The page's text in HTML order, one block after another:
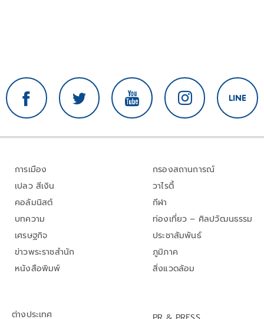
การเมือง
เปลว สีเงิน
คอลัมนิสต์
บทความ
เศรษฐกิจ
ข่าวพระราชสำนัก
หนังสือพิมพ์
กรองสถานการณ์
วาไรตี้
กีฬา
ท่องเที่ยว – ศิลปวัฒนธรรม
ประชาสัมพันธ์
ภูมิภาค
สิ่งแวดล้อม
ต่างประเทศ